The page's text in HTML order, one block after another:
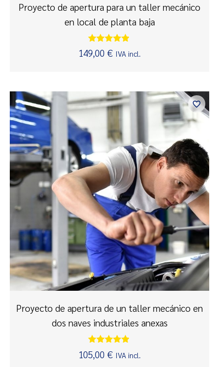
Proyecto de apertura para un taller mecánico
en local de planta baja
Valorado
con
149,00 € IVA incl.
Proyecto de apertura de un taller mecánico en
dos naves industriales anexas
Valorado
con
105,00 € IVA incl.